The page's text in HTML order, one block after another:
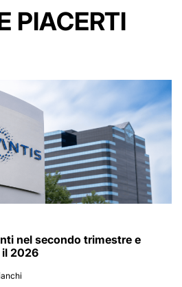
PIACERTI
nel secondo trimestre e
il 2026